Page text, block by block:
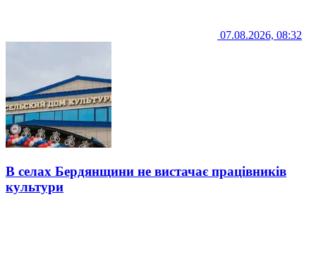
07.08.2026, 08:32
В селах Бердянщини не вистачає працівників
культури